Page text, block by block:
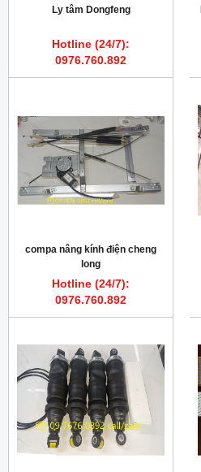
Ly tâm Dongfeng
Hotline (24/7):
0976.760.892
compa nâng kính điện cheng
long
Hotline (24/7):
0976.760.892